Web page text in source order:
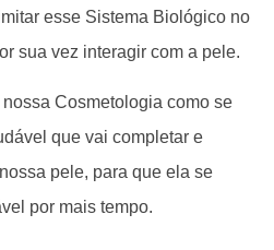
esse Sistema Biológico no
sua vez interagir com a pele.
Cosmetologia como se
que vai completar e
pele, para que ela se
por mais tempo.